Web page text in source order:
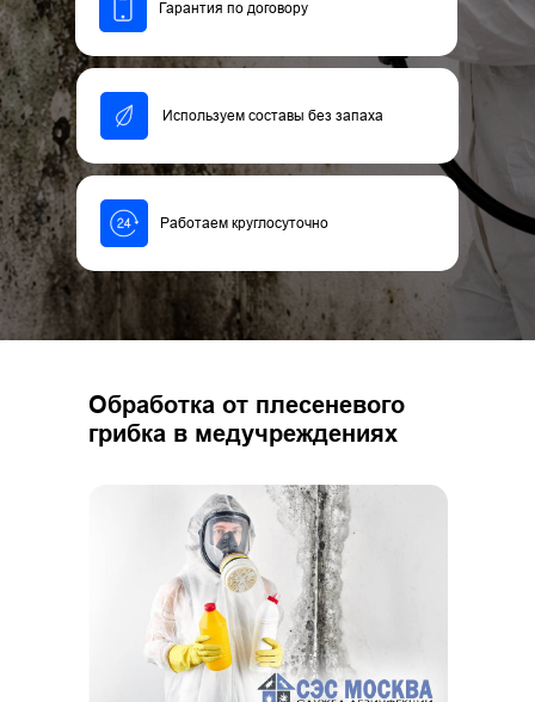
Гарантия по договору
Работаем круглосуточно
Используем составы без запаха
Обработка от плесеневого
грибка в медучреждениях